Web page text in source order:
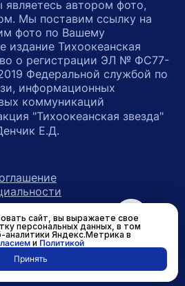
являетесь автором фото,
Мы поставим ссылку на
фото по Вашему
издание Тихоокеанская
о регистрации ЭЛ № ФС77-
Федеральной службой по
информационных
коммуникаций
"Тихоокеанская звезда"
Е.Д.
ссылка на главную
16+
ссылка на страницу в Вконтакте
ссылка на страницу в
ссылка на канал в
в
сайт, вы выражаете свое
персональных данных, в том
аналитики Яндекс.Метрика в
и Политикой
Принять